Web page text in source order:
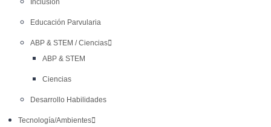
Inclusión
Educación Parvularia
ABP & STEM / Ciencias
ABP & STEM
Ciencias
Desarrollo Habilidades
Tecnología/Ambientes